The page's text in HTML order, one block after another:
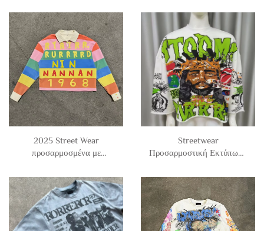
2025 Street Wear
προσαρμοσμένα με
βαμβακερά μπλουζάκια με
ρίγες, κοντά, boxy fit, με
μακριά μανίκια, polo t-
shirts για άνδρα
Streetwear
Προσαρμοστική Εκτύπωση
Tees Άντρες Ημι Μακριά
Μανίκια Κοντό Boxy Τ-
Σηρτς με Γραφικά t Shirt